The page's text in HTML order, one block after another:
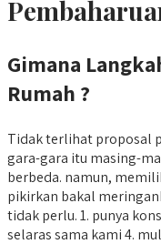
Gimana
Rumah ?
Tidak terlihat proposal
gara-gara itu masing-
berbeda. namun,
pikirkan bakal
tidak perlu. 1. punya
selaras sama kami 4.